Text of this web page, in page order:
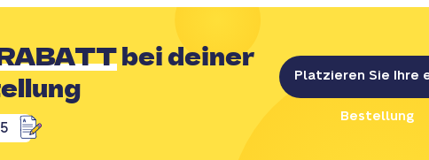
bei deiner
Platzieren Sie Ihre
Bestellung